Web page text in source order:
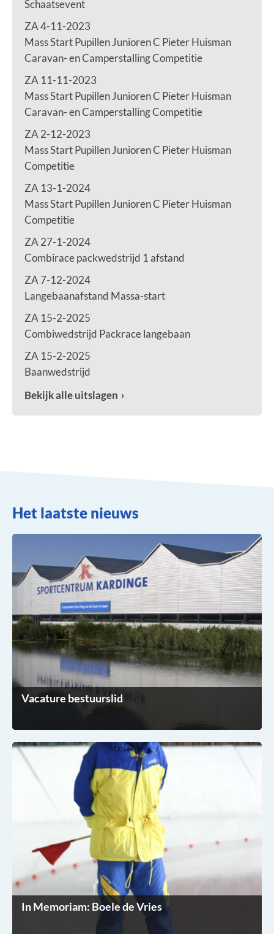
Schaatsevent
ZA 4-11-2023
Mass Start Pupillen Junioren C Pieter Huisman
Caravan- en Camperstalling Competitie
ZA 11-11-2023
Mass Start Pupillen Junioren C Pieter Huisman
Caravan- en Camperstalling Competitie
ZA 2-12-2023
Mass Start Pupillen Junioren C Pieter Huisman
Competitie
ZA 13-1-2024
Mass Start Pupillen Junioren C Pieter Huisman
Competitie
ZA 27-1-2024
Combirace packwedstrijd 1 afstand
ZA 7-12-2024
Langebaanafstand Massa-start
ZA 15-2-2025
Combiwedstrijd Packrace langebaan
ZA 15-2-2025
Baanwedstrijd
Bekijk alle uitslagen
Het laatste nieuws
Vacature bestuurslid
In Memoriam: Boele de Vries